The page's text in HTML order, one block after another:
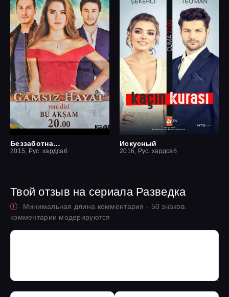
Беззаботная жизнь
2015, Рус. хардсаб
Искусный
2016, Рус. хардсаб
Твой отзыв на сериала Разведка
Минимальная длина комментария - 50 знаков.
комментарии модерируются